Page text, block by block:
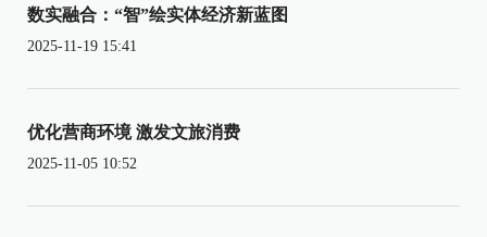
数实融合：“智”绘实体经济新蓝图
2025-11-19 15:41
优化营商环境 激发文旅消费
2025-11-05 10:52